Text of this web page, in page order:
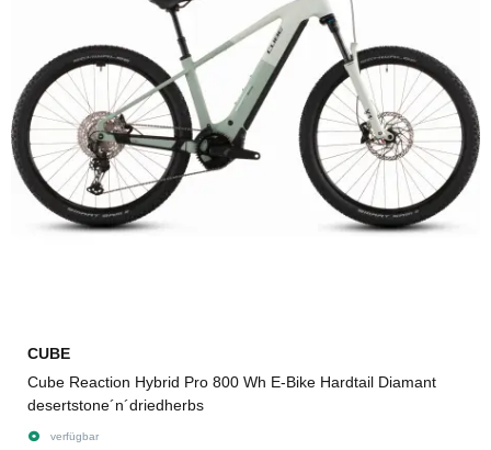
CUBE
Cube Reaction Hybrid Pro 800 Wh E-Bike Hardtail Diamant
desertstone´n´driedherbs
verfügbar